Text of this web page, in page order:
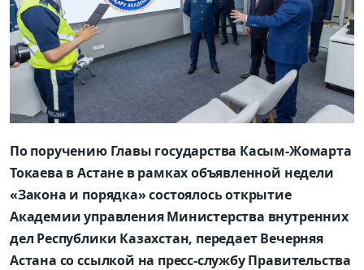
По поручению Главы государства Касым-Жомарта
Токаева в Астане в рамках объявленной недели
«Закона и порядка» состоялось открытие
Академии управления Министерства внутренних
дел Республики Казахстан, передает Вечерняя
Астана со ссылкой на пресс-службу Правительства